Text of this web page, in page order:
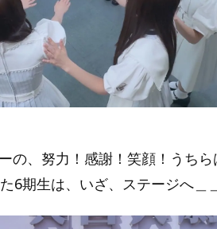
の、努力！感謝！笑顔！うち
6期生は、いざ、ステージへ＿＿